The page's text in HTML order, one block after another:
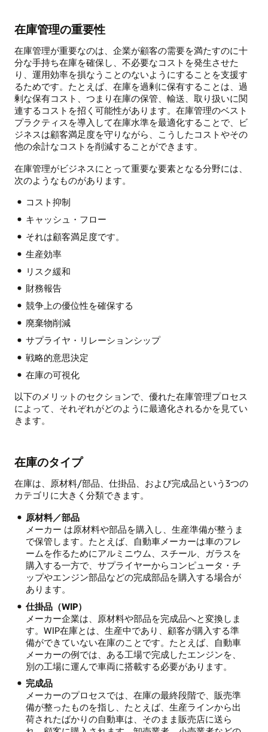
在庫管理の重要性
在庫管理が重要なのは、企業が顧客の需要を満たすのに十
分な手持ち在庫を確保し、不必要なコストを発生させた
り、運用効率を損なうことのないようにすることを支援す
るためです。たとえば、在庫を過剰に保有することは、過
剰な保有コスト、つまり在庫の保管、輸送、取り扱いに関
連するコストを招く可能性があります。在庫管理のベスト
プラクティスを導入して在庫水準を最適化することで、ビ
ジネスは顧客満足度を守りながら、こうしたコストやその
他の余計なコストを削減することができます。
在庫管理がビジネスにとって重要な要素となる分野には、
次のようなものがあります。
コスト抑制
キャッシュ・フロー
それは顧客満足度です。
生産効率
リスク緩和
財務報告
競争上の優位性を確保する
廃棄物削減
サプライヤ・リレーションシップ
戦略的意思決定
在庫の可視化
以下のメリットのセクションで、優れた在庫管理プロセス
によって、それぞれがどのように最適化されるかを見てい
きます。
在庫のタイプ
在庫は、原材料/部品、仕掛品、および完成品という3つの
カテゴリに大きく分類できます。
原材料／部品
メーカー は原材料や部品を購入し、生産準備が整うま
で保管します。たとえば、自動車メーカーは車のフレ
ームを作るためにアルミニウム、スチール、ガラスを
購入する一方で、サプライヤーからコンピュータ・チ
ップやエンジン部品などの完成部品を購入する場合が
あります。
仕掛品（WIP）
メーカー企業は、原材料や部品を完成品へと変換しま
す。WIP在庫とは、生産中であり、顧客が購入する準
備ができていない在庫のことです。たとえば、自動車
メーカーの例では、ある工場で完成したエンジンを、
別の工場に運んで車両に搭載する必要があります。
完成品
メーカーのプロセスでは、在庫の最終段階で、販売準
備が整ったものを指し、たとえば、生産ラインから出
荷されたばかりの自動車は、そのまま販売店に送ら